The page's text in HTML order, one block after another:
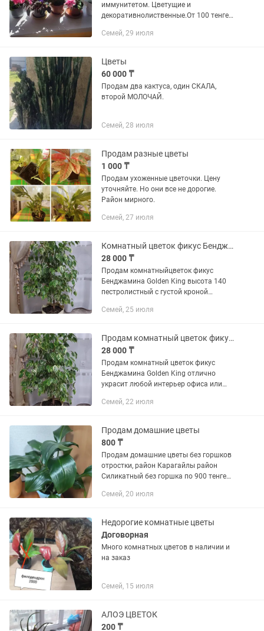
иммунитетом. Цветущие и
декоративнолиственные.От 100 тенге
роза красная-1000 Каланхоэ-1000
Денежное...
Семей, 29 июля
Цветы
60 000 ₸
Продам два кактуса, один СКАЛА,
второй МОЛОЧАЙ.
Семей, 28 июля
Продам разные цветы
1 000 ₸
Продам ухоженные цветочки. Цену
уточняйте. Но они все не дорогие.
Район мирного.
Семей, 27 июля
Комнатный цветок фикус Бенджамина пестролистный густая крона
28 000 ₸
Продам комнатныйцветок фикус
Бенджамина Golden King высота 140
пестролистный с густой кроной
район центр ж.д вокзала
Семей, 25 июля
Продам комнатный цветок фикус Бенджамин высота 1,50м
28 000 ₸
Продам комнатный цветок фикус
Бенджамина Golden King отлично
украсит любой интерьер офиса или
центрального ж/д вокзала
Семей, 22 июля
Продам домашние цветы
800 ₸
Продам домашние цветы без горшков
отростки, район Карагайлы район
Силикатный без горшка по 900 тенге
Семей, 20 июля
Недорогие комнатные цветы
Договорная
Много комнатных цветов в наличии и
на заказ
Семей, 15 июля
АЛОЭ ЦВЕТОК
200 ₸